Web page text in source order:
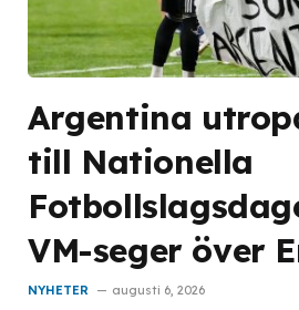
Argentina
till Nationella
VM-seger över
NYHETER augusti 6, 2026